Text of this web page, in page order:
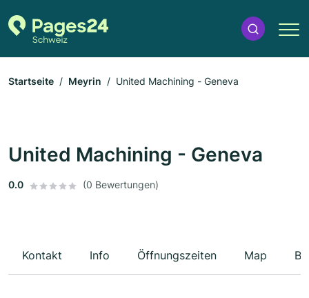
Startseite Meyrin United Machining - Geneva
United Machining - Geneva
0.0 (0 Bewertungen)
Kontakt Info Öffnungszeiten Map